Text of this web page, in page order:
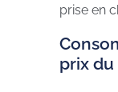
prise en
prix